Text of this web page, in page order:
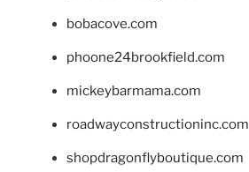
bobacove.com
phoone24brookfield.com
mickeybarmama.com
roadwayconstructioninc.com
shopdragonflyboutique.com